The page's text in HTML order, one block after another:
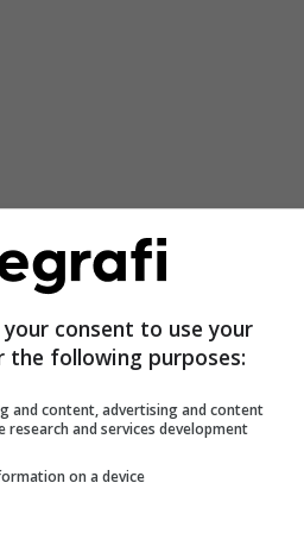
janë të ndara në
ditor, kuzhinë, tri dhoma
consent to use your
the following purposes:
and content, advertising and content
research and services development
on a device